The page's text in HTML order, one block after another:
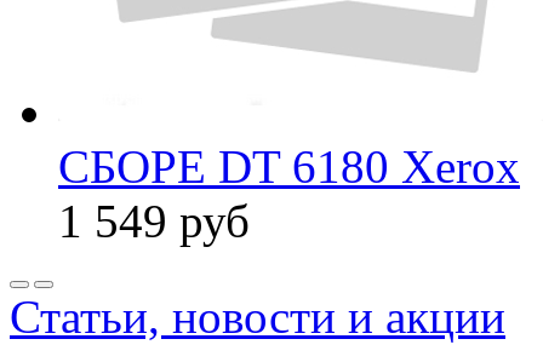
СБОРЕ DT 6180 Xerox
1 549 руб
Статьи, новости и акции